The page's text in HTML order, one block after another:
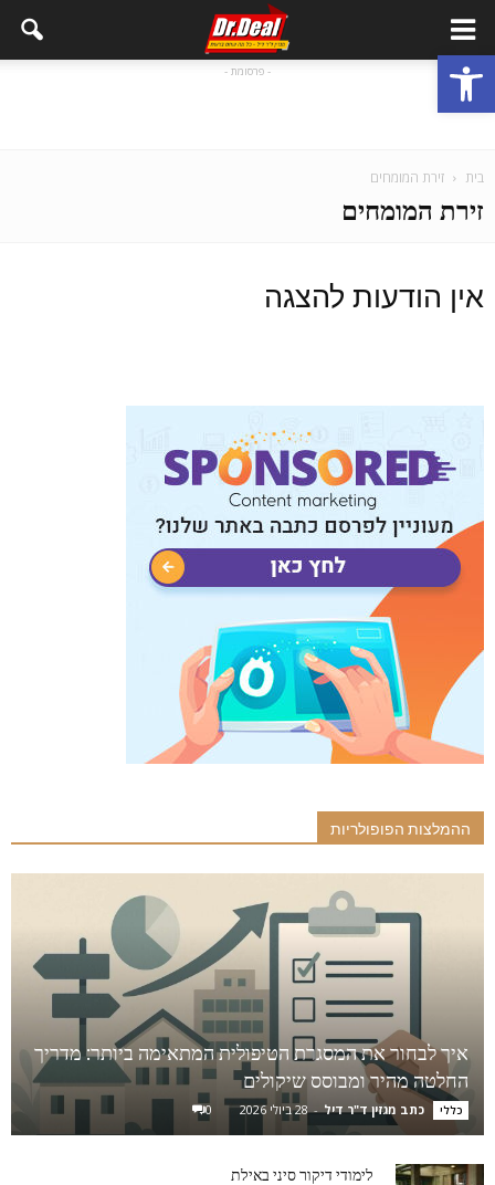
פתח סרגל נגישות - פרסומת -
בית זירת המומחים
זירת המומחים
אין הודעות להצגה
ההמלצות הפופולריות
איך לבחור את המסגרת הטיפולית המתאימה ביותר: מדריך
החלטה מהיר ומבוסס שיקולים
כללי כתב מגזין ד"ר דיל - 28 ביולי 2026 0
לימודי דיקור סיני באילת